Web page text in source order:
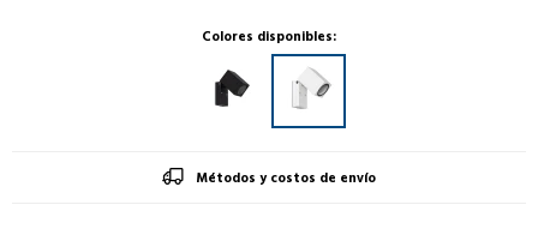
Colores disponibles:
Métodos y costos de envío